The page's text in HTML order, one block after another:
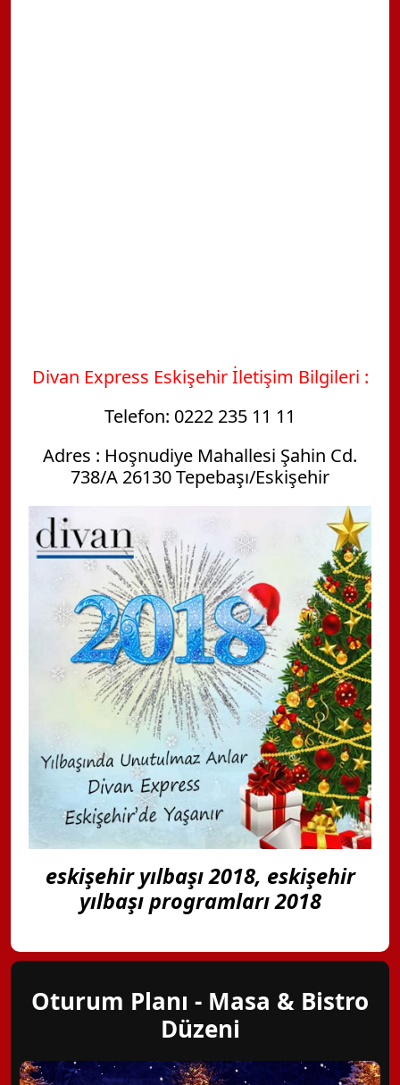
Divan Express Eskişehir İletişim Bilgileri :
Telefon: 0222 235 11 11
Adres : Hoşnudiye Mahallesi Şahin Cd.
738/A 26130 Tepebaşı/Eskişehir
eskişehir yılbaşı 2018, eskişehir
yılbaşı programları 2018
Oturum Planı - Masa & Bistro
Düzeni